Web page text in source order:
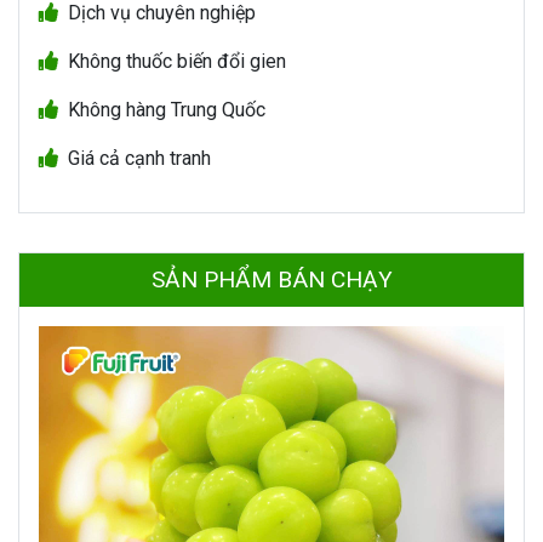
Dịch vụ chuyên nghiệp
Không thuốc biến đổi gien
Không hàng Trung Quốc
Giá cả cạnh tranh
SẢN PHẨM BÁN CHẠY